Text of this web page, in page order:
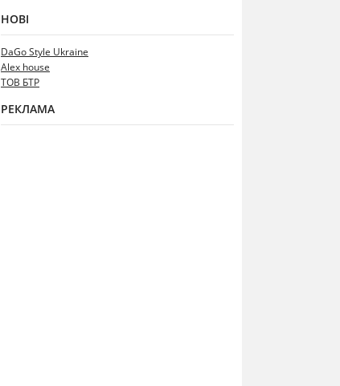
НОВІ
DaGo Style Ukraine
Alex house
ТОВ БТР
РЕКЛАМА